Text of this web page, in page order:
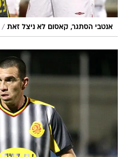
אנטבי הסתגר, קאסום לא ניצל זאת /